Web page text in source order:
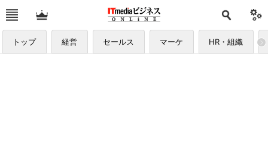
トップ 経営 セールス マーケ HR・組織